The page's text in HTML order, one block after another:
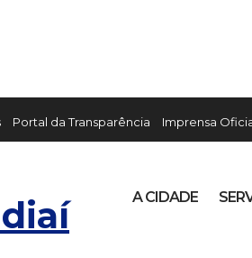
Portal da Transparência Imprensa
A CIDADE